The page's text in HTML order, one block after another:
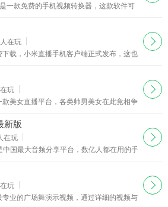
一款免费的手机视频转换器，这款软件可
文件格式，包括MP4，FLV，AVI，
，WMA，OGG等。格式工厂手机版还
的尺寸、码率、长宽比等参数
人在玩
下载，小米直播手机客户端正式发布，这也
的黑金直播升级改版了。
下载
玩
款美女直播平台，各类帅男美女在此竞相争
小时从不间断，让你与偶像面对面接触。
下载
新版
在玩
中国最大音频分享平台，数亿人都在用的手
儿歌儿童故事，就用喜马拉雅！
下载
玩
专业的广场舞演示视频，通过详细的视频与
下载